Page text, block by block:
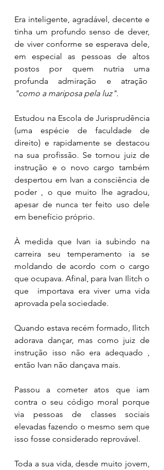
Era inteligente, agradável, decente e
tinha um profundo senso de dever,
de viver conforme se esperava dele,
em especial as pessoas de altos
postos por quem nutria uma
"como a mariposa pela luz".
Estudou na Escola de Jurisprudência
(uma espécie de faculdade de
direito) e rapidamente se destacou
na sua profissão. Se tornou juiz de
instrução e o novo cargo também
despertou em Ivan a consciência de
poder , o que muito lhe agradou,
apesar de nunca ter feito uso dele
em benefício próprio.
À medida que Ivan ia subindo na
carreira seu temperamento ia se
moldando de acordo com o cargo
que ocupava. Afinal, para Ivan Ilitch o
que  importava era viver uma vida
aprovada pela sociedade.
Quando estava recém formado, Ilitch
adorava dançar, mas como juiz de
instrução isso não era adequado ,
então Ivan não dançava mais.
Passou a cometer atos que iam
contra o seu código moral porque
via pessoas de classes sociais
elevadas fazendo o mesmo sem que
isso fosse considerado reprovável.
Toda a sua vida, desde muito jovem,